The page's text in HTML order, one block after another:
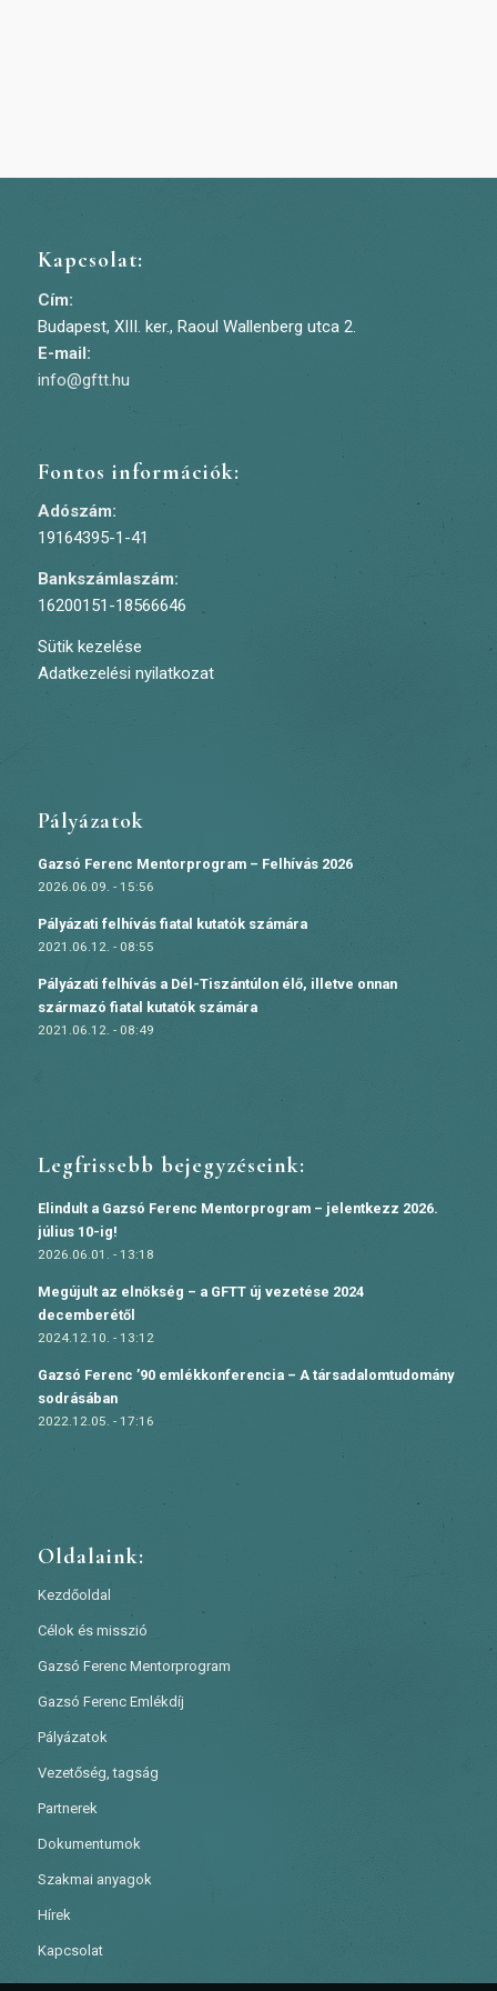
Kapcsolat:
Cím:
Budapest, XIII. ker., Raoul Wallenberg utca 2.
E-mail:
info@gftt.hu
Fontos információk:
Adószám:
19164395-1-41
Bankszámlaszám:
16200151-18566646
Sütik kezelése
Adatkezelési nyilatkozat
Pályázatok
Gazsó Ferenc Mentorprogram – Felhívás 2026
2026.06.09. - 15:56
Pályázati felhívás fiatal kutatók számára
2021.06.12. - 08:55
Pályázati felhívás a Dél-Tiszántúlon élő, illetve onnan
származó fiatal kutatók számára
2021.06.12. - 08:49
Legfrissebb bejegyzéseink:
Elindult a Gazsó Ferenc Mentorprogram – jelentkezz 2026.
július 10-ig!
2026.06.01. - 13:18
Megújult az elnökség – a GFTT új vezetése 2024
decemberétől
2024.12.10. - 13:12
Gazsó Ferenc ’90 emlékkonferencia – A társadalomtudomány
sodrásában
2022.12.05. - 17:16
Oldalaink:
Kezdőoldal
Célok és misszió
Gazsó Ferenc Mentorprogram
Gazsó Ferenc Emlékdíj
Pályázatok
Vezetőség, tagság
Partnerek
Dokumentumok
Szakmai anyagok
Hírek
Kapcsolat